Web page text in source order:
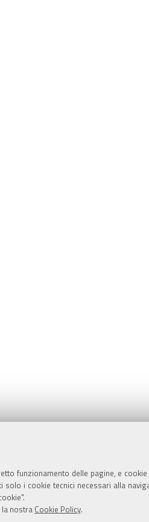
funzionamento delle pagine, e
i cookie tecnici necessari alla
nostra Cookie Policy.